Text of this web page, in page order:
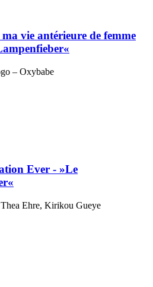
vie antérieure de femme
– Oxybabe
Ever - »Le
Ehre, Kirikou Gueye